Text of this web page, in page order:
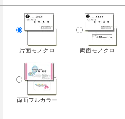
片面モノクロ 両面モノクロ
両面フルカラー